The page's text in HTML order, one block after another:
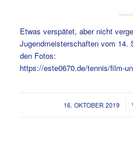
Etwas verspätet, aber nicht
Jugendmeisterschaften vom 14.
den Fotos:
https://este0670.de/tennis/film-
16. OKTOBER 2019
/